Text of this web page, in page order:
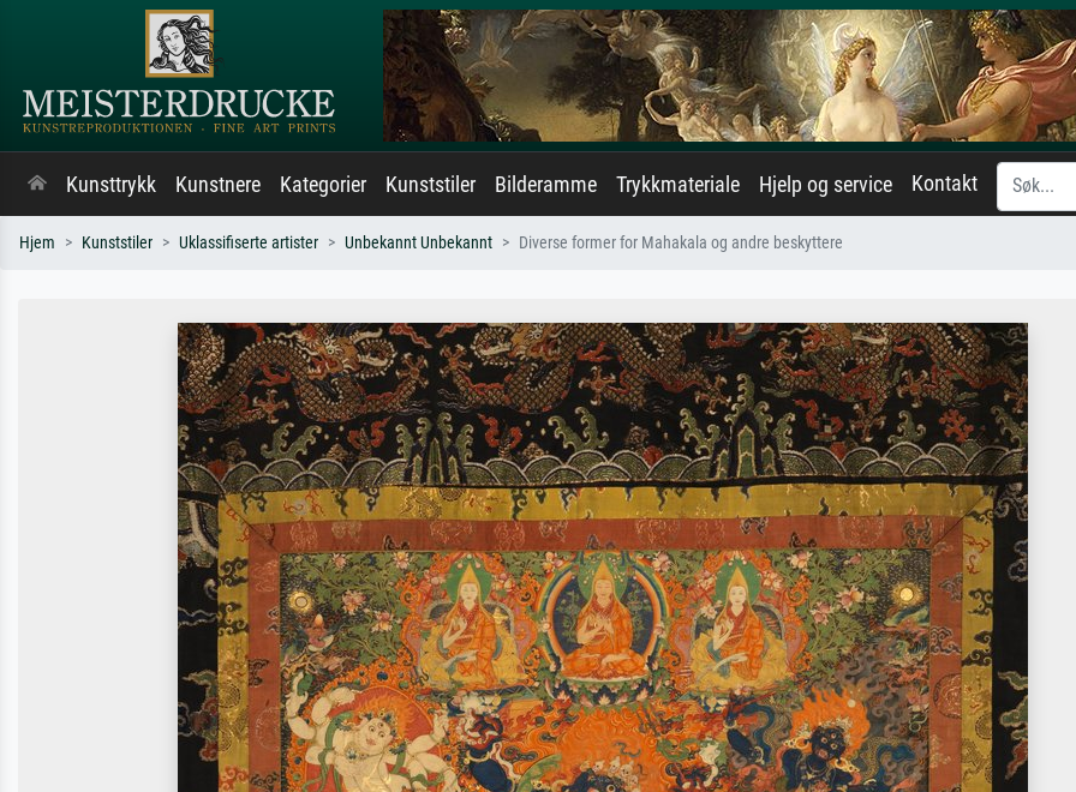
Kunsttrykk Kunstnere Kategorier Kunststiler Bilderamme Trykkmateriale Hjelp og service Kontakt
Hjem Kunststiler Uklassifiserte artister Unbekannt Unbekannt Diverse former for Mahakala og andre beskyttere